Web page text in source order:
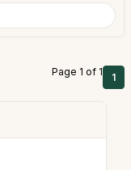
Page 1 of 1 1